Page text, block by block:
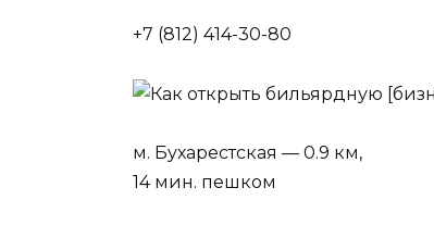
+7 (812) 414-30-80
м. Бухарестская — 0.9 км,
14 мин. пешком